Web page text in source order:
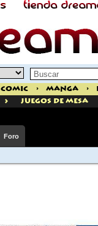
Comic > Manga >
> Juegos de Mesa
Foro